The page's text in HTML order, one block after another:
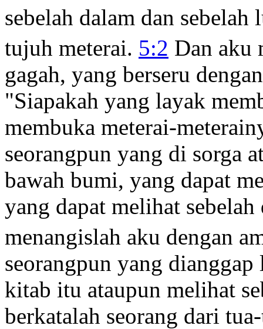
sebelah dalam dan sebelah
tujuh meterai. 5:2 Dan aku
gagah, yang berseru
"Siapakah yang layak
membuka meterai-
seorangpun yang di sorga
bawah bumi, yang dapat
yang dapat melihat
menangislah aku dengan
seorangpun yang
kitab itu ataupun melihat
berkatalah seorang dari